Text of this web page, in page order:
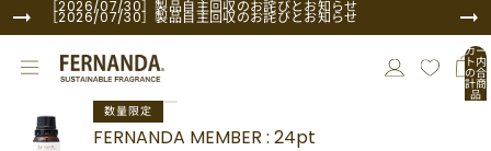
［2026/07/30］製品自主回収のお詫びとお知らせ
［2026/07/30］製品自主回収のお詫びとお知らせ
カー
ト内
の合
計商
品
数:
商品情報にスキップ
数量限定
FERNANDA MEMBER : 24pt